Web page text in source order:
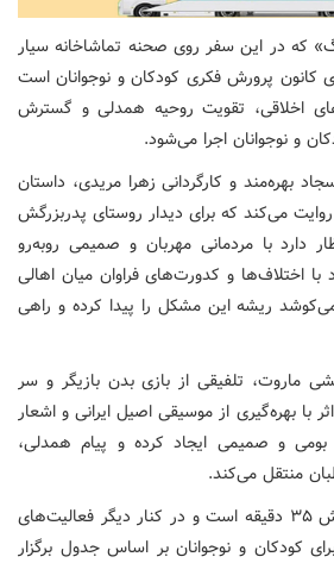
در این سفر روی صحنه تماشاخانه سیار
کانون پرورش فکری کودکان و نوجوانان است
اخلاقی، تقویت روحیه همدلی و گسترش
و نوجوانان اجرا می‌شود.
بهره‌مند و کارگردانی زهرا مریدی، داستان
می‌کند که برای دیدار روستای پدربزرگش
دارد با مردمانی مهربان و صمیمی روبه‌رو
اختلاف‌ها و کدورت‌های فراوان میان اهالی
ریشه این مشکل را پیدا کرده و راهی
ماروت، تلفیقی از بازی بدن بازیگر و سر
با بهره‌گیری از موسیقی اصیل ایرانی و اشعار
بومی و صمیمی ایجاد کرده و پیام همدلی،
منتقل می‌کند.
مدت زمان اجرای این نمایش ۳۵ دقیقه است و در کنار دیگر فعالیت‌های
کودکان و نوجوانان بر اساس جدول برگزار